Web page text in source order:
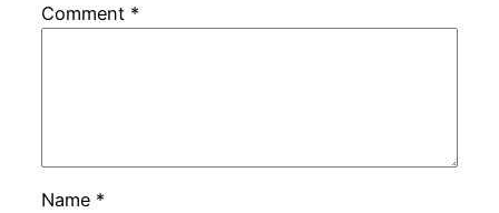
Comment *
Name *